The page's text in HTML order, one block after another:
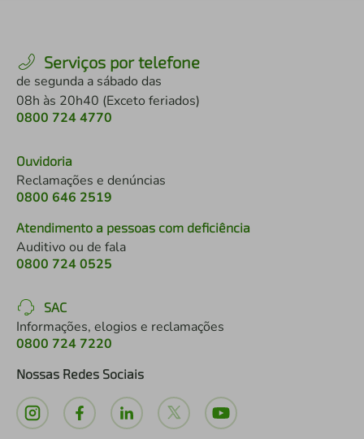
Serviços por telefone
de segunda a sábado das
08h às 20h40 (Exceto feriados)
0800 724 4770
Ouvidoria
Reclamações e denúncias
0800 646 2519
Atendimento a pessoas com deficiência
Auditivo ou de fala
0800 724 0525
SAC
Informações, elogios e reclamações
0800 724 7220
Nossas Redes Sociais